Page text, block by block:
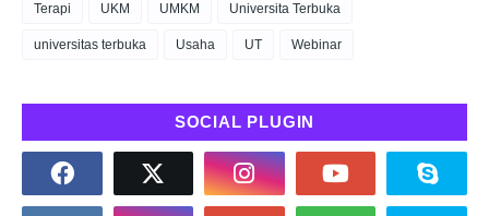
Terapi UKM UMKM Universita Terbuka
universitas terbuka Usaha UT Webinar
SOCIAL PLUGIN